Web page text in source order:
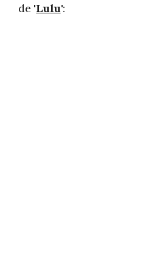
de 'Lulu':